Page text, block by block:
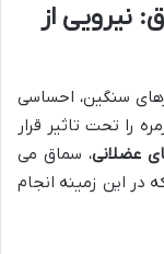
نیرویی از
سنگین، احساسی
را تحت تاثیر قرار
عضلانی، سماق می
در این زمینه انجام